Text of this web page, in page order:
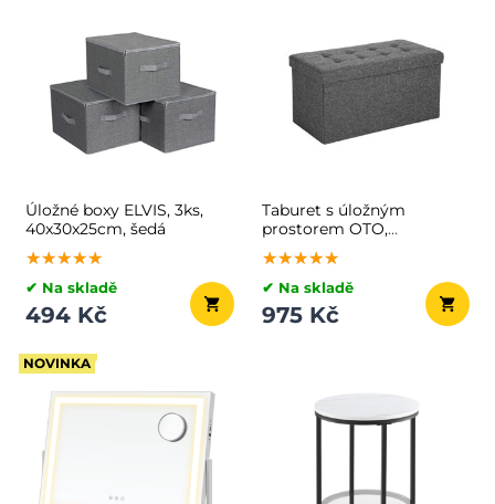
Úložné boxy ELVIS, 3ks,
40x30x25cm, šedá
★★★★★
★★★★★
★★★★★
✔ Na skladě
494 Kč
Taburet s úložným
prostorem OTO,
76x38x38cm, antracitová
★★★★★
★★★★★
★★★★★
✔ Na skladě
975 Kč
NOVINKA